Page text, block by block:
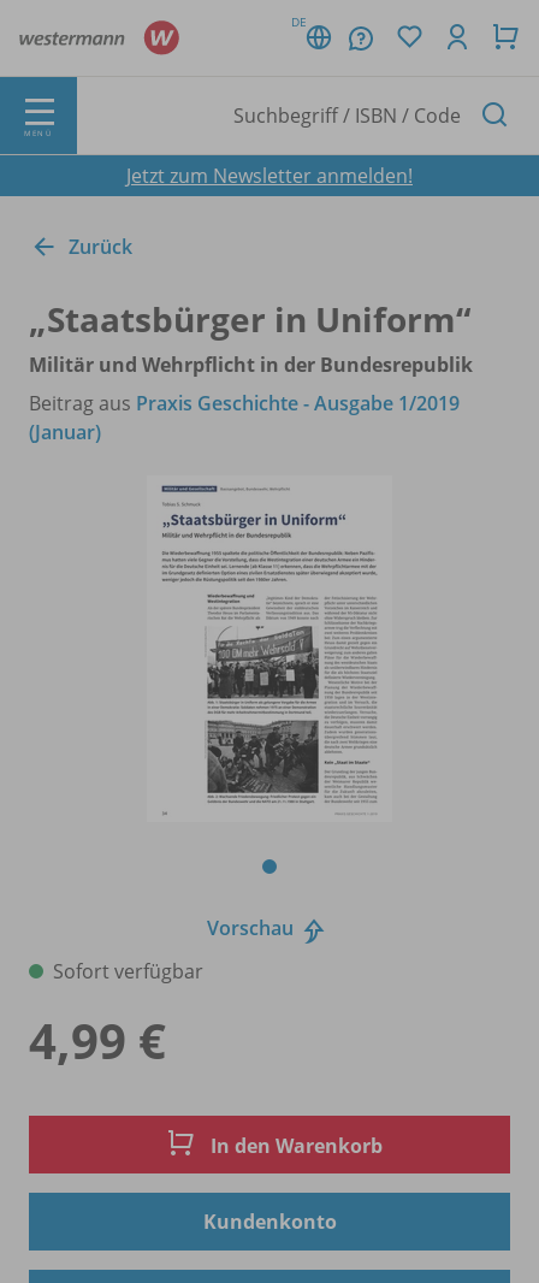
DE
MENÜ
Jetzt zum Newsletter anmelden!
Zurück
„Staatsbürger in Uniform“
Militär und Wehrpflicht in der Bundesrepublik
Beitrag aus Praxis Geschichte - Ausgabe 1/2019
(Januar)
Vorschau
Sofort verfügbar
4,99 €
In den Warenkorb
Kundenkonto